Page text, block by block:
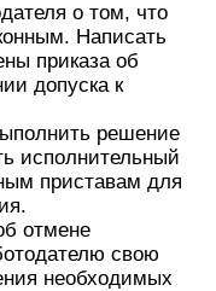
о том, что
Написать
приказа об
допуска к
решение
исполнительный
приставам для
отмене
свою
необходимых